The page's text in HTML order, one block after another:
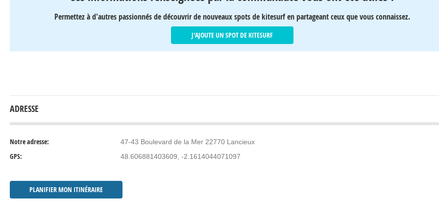
Permettez à d'autres passionnés de découvrir de nouveaux spots de kitesurf en partageant ceux que vous connaissez.
J'AJOUTE UN SPOT DE KITESURF
ADRESSE
Notre adresse: 47-43 Boulevard de la Mer 22770 Lancieux
GPS: 48.606881403609, -2.1614044071097
PLANIFIER MON ITINÉRAIRE